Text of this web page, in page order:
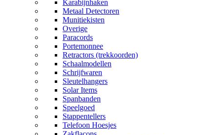
Karabijnhaken
Metaal Detectoren
Munitiekisten
Overige
Paracords
Portemonnee
Retractors (trekkoorden)
Schaalmodellen
Schrijfwaren
Sleutelhangers
Solar Items
Spanbanden
Speelgoed
Stappentellers
Telefoon Hoesjes